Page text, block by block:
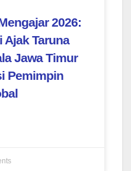
2026:
Ajak Taruna
Jawa Timur
Pemimpin